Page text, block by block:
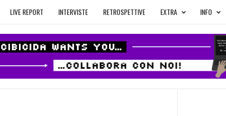
LIVE REPORT INTERVISTE RETROSPETTIVE EXTRA INFO